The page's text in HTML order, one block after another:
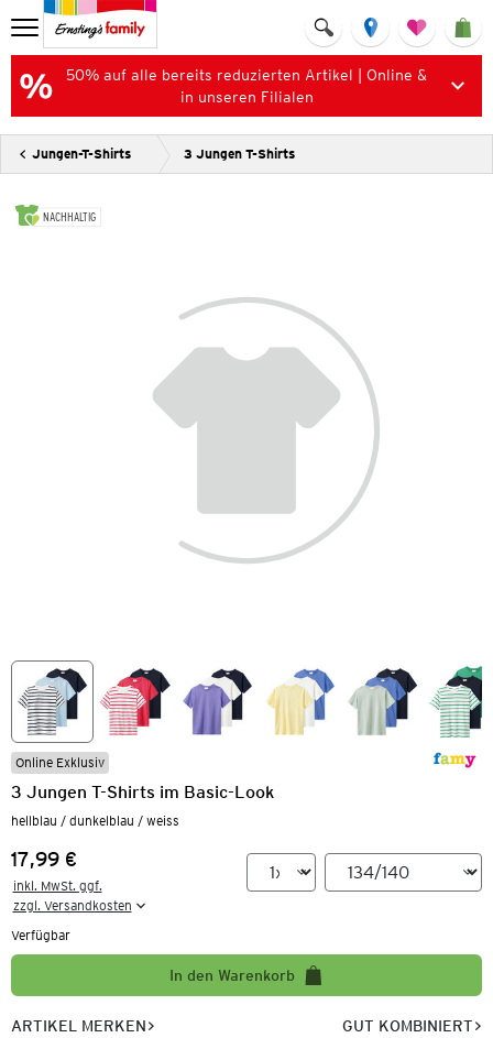
50% auf alle bereits reduzierten Artikel | Online &
in unseren Filialen
Jungen-T-Shirts 3 Jungen T-Shirts
NACHHALTIG
Online Exklusiv
3 Jungen T-Shirts im Basic-Look
hellblau / dunkelblau / weiss
Preis:
17,99 €
inkl. MwSt. ggf.
zzgl. Versandkosten
Verfügbar
In den Warenkorb
ARTIKEL MERKEN GUT KOMBINIERT